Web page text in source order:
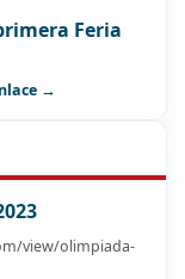
Feria
→
view/olimpiada-